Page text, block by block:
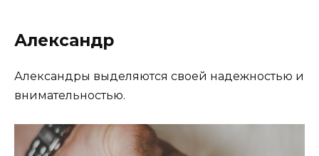
Александр
Александры выделяются своей надежностью и
внимательностью.